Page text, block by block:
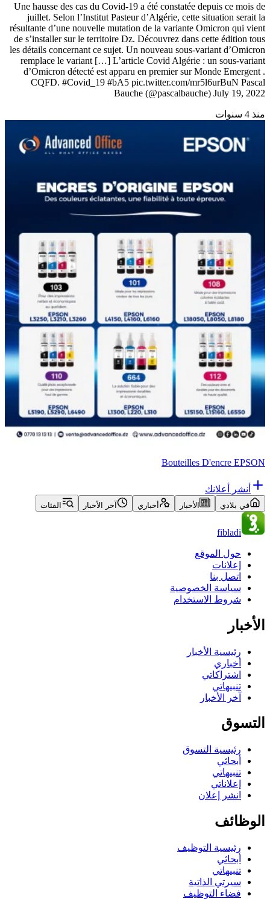
Une hausse des cas du Covid-19 a été constatée depuis ce mois de
juillet. Selon l’Institut Pasteur d’Algérie, cette situation serait la
résultante d’une nouvelle mutation de la variante Omicron qui vient
de s’installer sur le territoire Dz. Découvrez dans cette édition tous
les détails concernant ce sujet. Un nouveau sous-variant d’Omicron
remplace le variant […] L’article Covid Algérie : un sous-variant
d’Omicron détecté est apparu en premier sur Monde Emergent .
CQFD. #Covid_19 #bA5 pic.twitter.com/mr5l6urBuN Pascal
Bauche (@pascalbauche) July 19, 2022
منذ 4 سنوات
Bouteilles D'encre EPSON
أنشر أعلانك
في بلادي الأخبار أخباري آخر الأخبار الفئات
fibladi
حول الموقع
إعلانات
اتصل بنا
سياسة الخصوصية
شروط الاستخدام
الأخبار
رئيسية الأخبار
أخباري
اشتراكاتي
تنبيهاتي
آخر الأخبار
التسوق
رئيسية التسوق
أبحاثي
تنبيهاتي
إعلاناتي
انشر إعلان
الوظائف
رئيسية التوظيف
أبحاثي
تنبيهاتي
سيرتي الذاتية
فضاء التوظيف